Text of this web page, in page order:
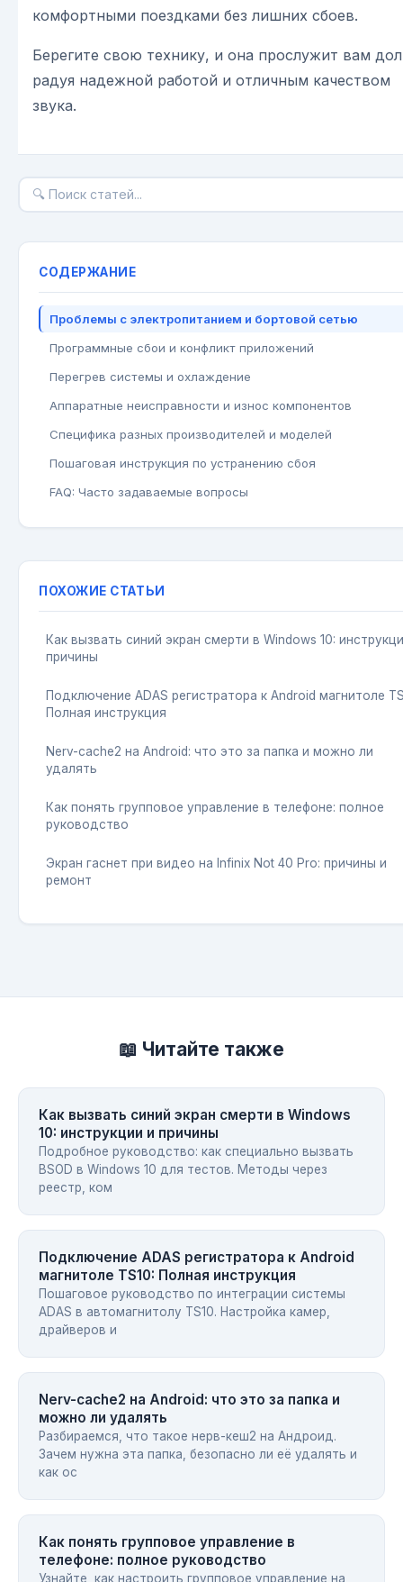
комфортными поездками без лишних сбоев.
Берегите свою технику, и она прослужит вам
радуя надежной работой и отличным качеством
звука.
СОДЕРЖАНИЕ
Проблемы с электропитанием и бортовой сетью
Программные сбои и конфликт приложений
Перегрев системы и охлаждение
Аппаратные неисправности и износ компонентов
Специфика разных производителей и моделей
Пошаговая инструкция по устранению сбоя
FAQ: Часто задаваемые вопросы
ПОХОЖИЕ СТАТЬИ
Как вызвать синий экран смерти в Windows 10:
причины
Подключение ADAS регистратора к Android магнитоле
Полная инструкция
Nerv-cache2 на Android: что это за папка и можно ли
удалять
Как понять групповое управление в телефоне: полное
руководство
Экран гаснет при видео на Infinix Not 40 Pro: причины и
ремонт
📖 Читайте также
Как вызвать синий экран смерти в Windows
10: инструкции и причины
Подробное руководство: как специально вызвать
BSOD в Windows 10 для тестов. Методы через
реестр, ком
Подключение ADAS регистратора к Android
магнитоле TS10: Полная инструкция
Пошаговое руководство по интеграции системы
ADAS в автомагнитолу TS10. Настройка камер,
драйверов и
Nerv-cache2 на Android: что это за папка и
можно ли удалять
Разбираемся, что такое нерв-кеш2 на Андроид.
Зачем нужна эта папка, безопасно ли её удалять и
как ос
Как понять групповое управление в
телефоне: полное руководство
Узнайте, как настроить групповое управление на